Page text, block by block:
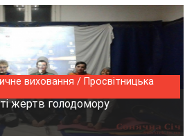
виховання / Просвітницька
жертв голодомору